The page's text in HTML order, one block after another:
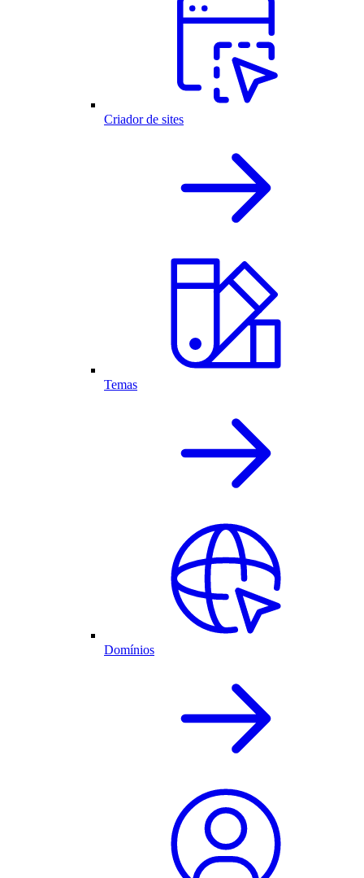
Criador de sites
Temas
Domínios